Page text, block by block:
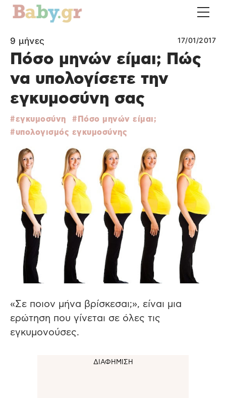
9 μήνες 17/01/2017
Πόσο μηνών είμαι; Πώς
να υπολογίσετε την
εγκυμοσύνη σας
εγκυμοσύνη
Πόσο μηνών είμαι;
υπολογισμός εγκυμοσύνης
«Σε ποιον μήνα βρίσκεσαι;», είναι μια
ερώτηση που γίνεται σε όλες τις
εγκυμονούσες.